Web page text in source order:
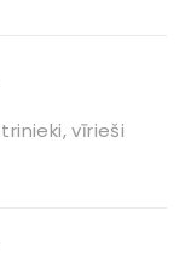
vīrieši